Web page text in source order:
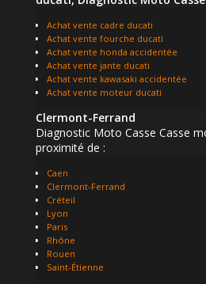
Achat vente cadre ducati
Achat vente fourche ducati
Achat vente honda accidentée
Achat vente jante ducati
Achat vente kawasaki accidentée
Achat vente moteur ducati
Clermont-Ferrand
Diagnostic Moto Casse Casse
proximité de :
Caen
Clermont-Ferrand
Créteil
Lyon
Paris
Rhône
Rouen
Saint-Étienne